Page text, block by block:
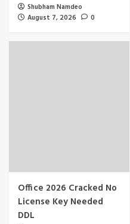
Shubham Namdeo
August 7, 2026
0
Office 2026 Cracked No
License Key Needed
DDL